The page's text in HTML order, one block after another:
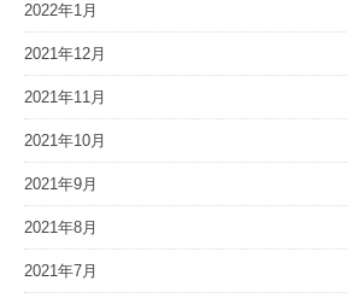
2022年1月
2021年12月
2021年11月
2021年10月
2021年9月
2021年8月
2021年7月